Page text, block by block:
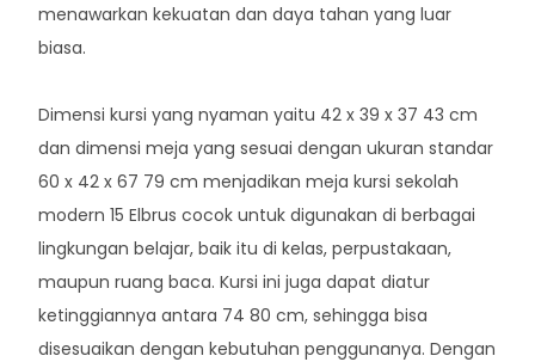
menawarkan kekuatan dan daya tahan yang luar
biasa.
Dimensi kursi yang nyaman yaitu 42 x 39 x 37 43 cm
dan dimensi meja yang sesuai dengan ukuran standar
60 x 42 x 67 79 cm menjadikan meja kursi sekolah
modern 15 Elbrus cocok untuk digunakan di berbagai
lingkungan belajar, baik itu di kelas, perpustakaan,
maupun ruang baca. Kursi ini juga dapat diatur
ketinggiannya antara 74 80 cm, sehingga bisa
disesuaikan dengan kebutuhan penggunanya. Dengan